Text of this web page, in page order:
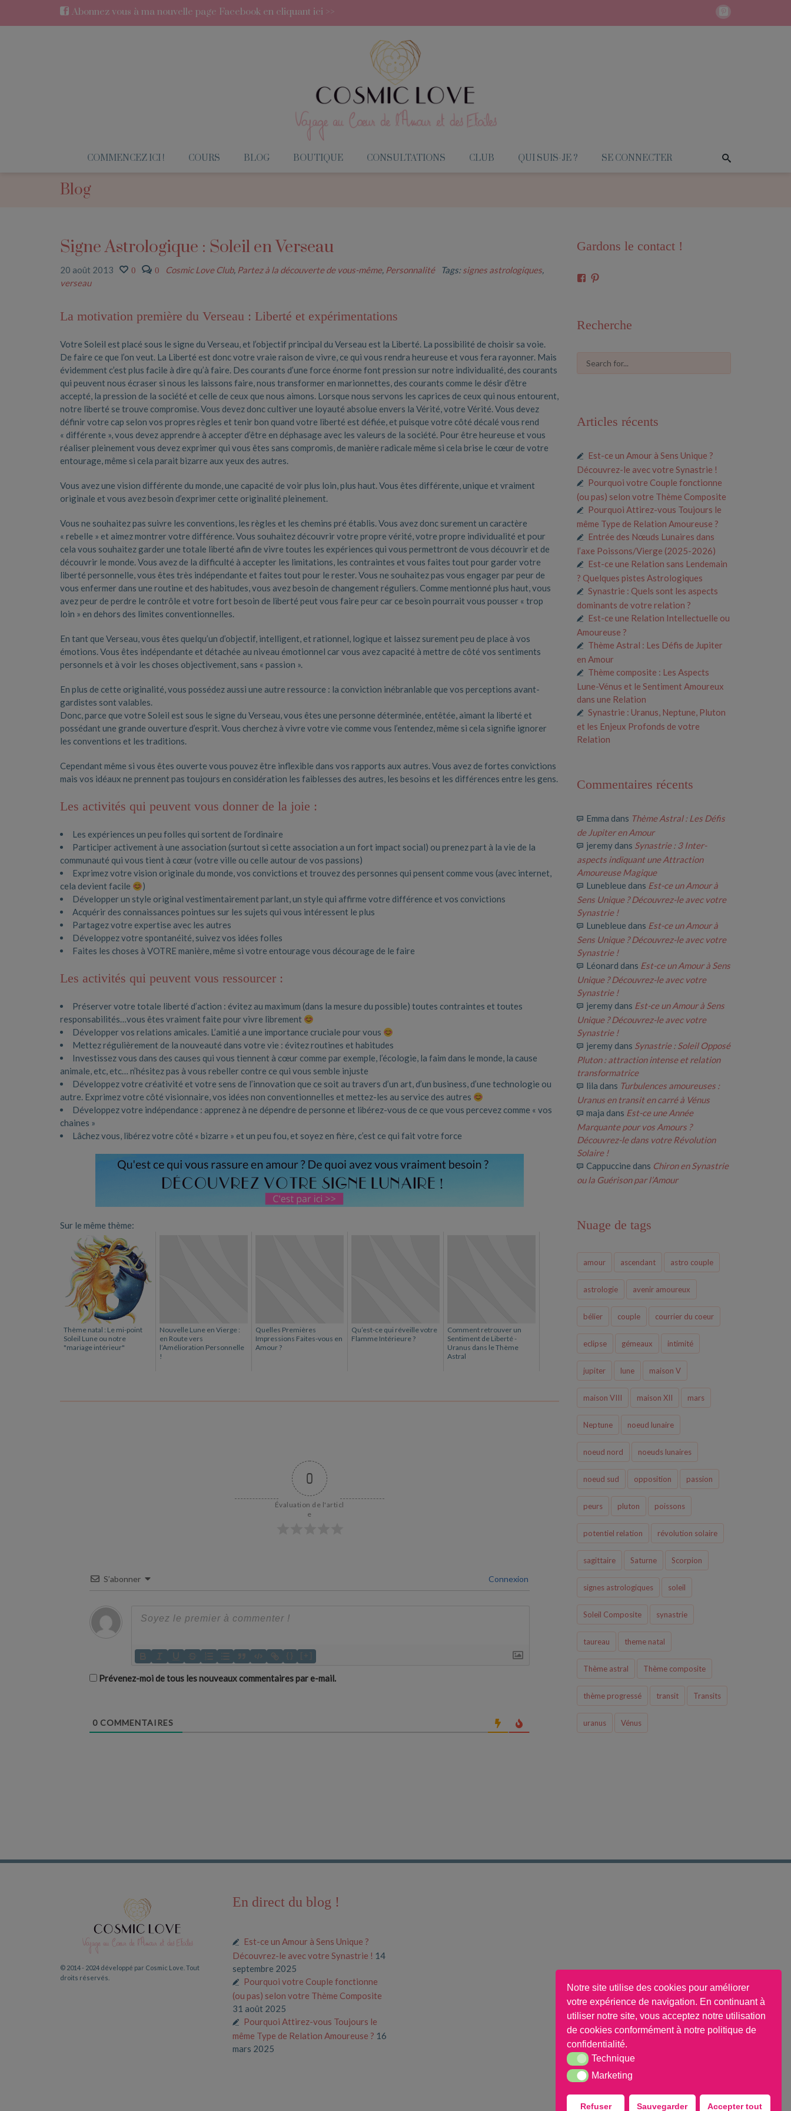
Abonnez vous à ma nouvelle page Facebook en cliquant ici >>
COMMENCEZ ICI ! COURS BLOG BOUTIQUE CONSULTATIONS CLUB QUI SUIS-JE ? SE CONNECTER
Blog
Signe Astrologique : Soleil en Verseau
20 août 2013 0 0 Cosmic Love Club, Partez à la découverte de vous-même, Personnalité Tags:signes astrologiques,
verseau
La motivation première du Verseau : Liberté et expérimentations
Votre Soleil est placé sous le signe du Verseau, et l’objectif principal du Verseau est la Liberté. La possibilité de choisir sa voie.
De faire ce que l’on veut. La Liberté est donc votre vraie raison de vivre, ce qui vous rendra heureuse et vous fera rayonner. Mais
évidemment c’est plus facile à dire qu’à faire. Des courants d’une force énorme font pression sur notre individualité, des courants
qui peuvent nous écraser si nous les laissons faire, nous transformer en marionnettes, des courants comme le désir d’être
accepté, la pression de la société et celle de ceux que nous aimons. Lorsque nous servons les caprices de ceux qui nous entourent,
notre liberté se trouve compromise. Vous devez donc cultiver une loyauté absolue envers la Vérité, votre Vérité. Vous devez
définir votre cap selon vos propres règles et tenir bon quand votre liberté est défiée, et puisque votre côté décalé vous rend
« différente », vous devez apprendre à accepter d’être en déphasage avec les valeurs de la société. Pour être heureuse et vous
réaliser pleinement vous devez exprimer qui vous êtes sans compromis, de manière radicale même si cela brise le cœur de votre
entourage, même si cela parait bizarre aux yeux des autres.
Vous avez une vision différente du monde, une capacité de voir plus loin, plus haut. Vous êtes différente, unique et vraiment
originale et vous avez besoin d’exprimer cette originalité pleinement.
Vous ne souhaitez pas suivre les conventions, les règles et les chemins pré établis. Vous avez donc surement un caractère
« rebelle » et aimez montrer votre différence. Vous souhaitez découvrir votre propre vérité, votre propre individualité et pour
cela vous souhaitez garder une totale liberté afin de vivre toutes les expériences qui vous permettront de vous découvrir et de
découvrir le monde. Vous avez de la difficulté à accepter les limitations, les contraintes et vous faites tout pour garder votre
liberté personnelle, vous êtes très indépendante et faites tout pour le rester. Vous ne souhaitez pas vous engager par peur de
vous enfermer dans une routine et des habitudes, vous avez besoin de changement réguliers. Comme mentionné plus haut, vous
avez peur de perdre le contrôle et votre fort besoin de liberté peut vous faire peur car ce besoin pourrait vous pousser « trop
loin » en dehors des limites conventionnelles.
En tant que Verseau, vous êtes quelqu’un d’objectif, intelligent, et rationnel, logique et laissez surement peu de place à vos
émotions. Vous êtes indépendante et détachée au niveau émotionnel car vous avez capacité à mettre de côté vos sentiments
personnels et à voir les choses objectivement, sans « passion ».
En plus de cette originalité, vous possédez aussi une autre ressource : la conviction inébranlable que vos perceptions avant-
gardistes sont valables.
Donc, parce que votre Soleil est sous le signe du Verseau, vous êtes une personne déterminée, entêtée, aimant la liberté et
possédant une grande ouverture d’esprit. Vous cherchez à vivre votre vie comme vous l’entendez, même si cela signifie ignorer
les conventions et les traditions.
Cependant même si vous êtes ouverte vous pouvez être inflexible dans vos rapports aux autres. Vous avez de fortes convictions
mais vos idéaux ne prennent pas toujours en considération les faiblesses des autres, les besoins et les différences entre les gens.
Les activités qui peuvent vous donner de la joie :
Les expériences un peu folles qui sortent de l’ordinaire
Participer activement à une association (surtout si cette association a un fort impact social) ou prenez part à la vie de la
communauté qui vous tient à cœur (votre ville ou celle autour de vos passions)
Exprimez votre vision originale du monde, vos convictions et trouvez des personnes qui pensent comme vous (avec internet,
cela devient facile
)
Développer un style original vestimentairement parlant, un style qui affirme votre différence et vos convictions
Acquérir des connaissances pointues sur les sujets qui vous intéressent le plus
Partagez votre expertise avec les autres
Développez votre spontanéité, suivez vos idées folles
Faites les choses à VOTRE manière, même si votre entourage vous décourage de le faire
Les activités qui peuvent vous ressourcer :
Préserver votre totale liberté d’action : évitez au maximum (dans la mesure du possible) toutes contraintes et toutes
responsabilités…vous êtes vraiment faite pour vivre librement
Développer vos relations amicales. L’amitié a une importance cruciale pour vous
Mettez régulièrement de la nouveauté dans votre vie : évitez routines et habitudes
Investissez vous dans des causes qui vous tiennent à cœur comme par exemple, l’écologie, la faim dans le monde, la cause
animale, etc, etc… n’hésitez pas à vous rebeller contre ce qui vous semble injuste
Développez votre créativité et votre sens de l’innovation que ce soit au travers d’un art, d’un business, d’une technologie ou
autre. Exprimez votre côté visionnaire, vos idées non conventionnelles et mettez-les au service des autres
Développez votre indépendance : apprenez à ne dépendre de personne et libérez-vous de ce que vous percevez comme « vos
chaines »
Lâchez vous, libérez votre côté « bizarre » et un peu fou, et soyez en fière, c’est ce qui fait votre force
Sur le même thème:
Thème natal : Le mi-point
Soleil Lune ou notre
"mariage intérieur"
Nouvelle Lune en Vierge :
en Route vers
l’Amélioration Personnelle
!
Quelles Premières
Impressions Faites-vous en
Amour ?
Qu’est-ce qui réveille votre
Flamme Intérieure ?
Comment retrouver un
Sentiment de Liberté -
Uranus dans le Thème
Astral
0
Évaluation de l'articl
e
S’abonner Connexion
{} [+]
Prévenez-moi de tous les nouveaux commentaires par e-mail.
0COMMENTAIRES
Gardons le contact !
Voir
sur sur
Recherche
Articles récents
Est-ce un Amour à Sens Unique ?
Découvrez-le avec votre Synastrie !
Pourquoi votre Couple fonctionne
(ou pas) selon votre Thème Composite
Pourquoi Attirez-vous Toujours le
même Type de Relation Amoureuse ?
Entrée des Nœuds Lunaires dans
l’axe Poissons/Vierge (2025-2026)
Est-ce une Relation sans Lendemain
? Quelques pistes Astrologiques
Synastrie : Quels sont les aspects
dominants de votre relation ?
Est-ce une Relation Intellectuelle ou
Amoureuse ?
Thème Astral : Les Défis de Jupiter
en Amour
Thème composite : Les Aspects
Lune-Vénus et le Sentiment Amoureux
dans une Relation
Synastrie : Uranus, Neptune, Pluton
et les Enjeux Profonds de votre
Relation
Commentaires récents
Emma dans Thème Astral : Les Défis
de Jupiter en Amour
jeremydans Synastrie : 3 Inter-
aspects indiquant une Attraction
Amoureuse Magique
Lunebleue dans Est-ce un Amour à
Sens Unique ? Découvrez-le avec votre
Synastrie !
Lunebleue dans Est-ce un Amour à
Sens Unique ? Découvrez-le avec votre
Synastrie !
Léonard dans Est-ce un Amour à Sens
Unique ? Découvrez-le avec votre
Synastrie !
jeremydans Est-ce un Amour à Sens
Unique ? Découvrez-le avec votre
Synastrie !
jeremydans Synastrie : Soleil Opposé
Pluton : attraction intense et relation
transformatrice
lila dans Turbulences amoureuses :
Uranus en transit en carré à Vénus
maja dans Est-ce une Année
Marquante pour vos Amours ?
Découvrez-le dans votre Révolution
Solaire !
Cappuccine dans Chiron en Synastrie
ou la Guérison par l’Amour
Nuage de tags
amour ascendant astro couple
astrologie avenir amoureux
bélier couple courrier du coeur
eclipse gémeaux intimité
jupiter lune maison V
maison VIII maison XII mars
Neptune noeud lunaire
noeud nord noeuds lunaires
noeud sud opposition passion
peurs pluton poissons
potentiel relation révolution solaire
sagittaire Saturne Scorpion
signes astrologiques soleil
Soleil Composite synastrie
taureau theme natal
Thème astral Thème composite
thème progressé transit Transits
uranus Vénus
© 2014 - 2024 développé par Cosmic Love. Tout
droits réservés.
En direct du blog !
Est-ce un Amour à Sens Unique ?
Découvrez-le avec votre Synastrie ! 14
septembre 2025
Pourquoi votre Couple fonctionne
(ou pas) selon votre Thème Composite
31 août 2025
Pourquoi Attirez-vous Toujours le
même Type de Relation Amoureuse ? 16
mars 2025
Notre site utilise des cookies pour améliorer
votre expérience de navigation. En continuant à
utiliser notre site, vous acceptez notre utilisation
de cookies conformément à notre politique de
confidentialité.
TechniqueTechnique
MarketingMarketing
Refuser Sauvegarder Accepter tout